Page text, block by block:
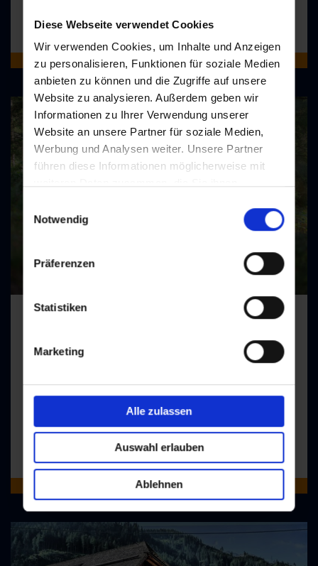
Diese Webseite verwendet Cookies
Wir verwenden Cookies, um Inhalte und Anzeigen
zu personalisieren, Funktionen für soziale Medien
anbieten zu können und die Zugriffe auf unsere
Website zu analysieren. Außerdem geben wir
Informationen zu Ihrer Verwendung unserer
Website an unsere Partner für soziale Medien,
Werbung und Analysen weiter. Unsere Partner
führen diese Informationen möglicherweise mit
Nutzung der Dienste gesammelt haben.
Notwendig
Präferenzen
Statistiken
Marketing
Alle zulassen
Auswahl erlauben
Ablehnen
14:00
ONLINE BUCHBAR
Achtsames Waldwandern
Treffpunkt: Bushaltestelle Böckstein Ortsmitte
Do
ONLINE BUCHBAR